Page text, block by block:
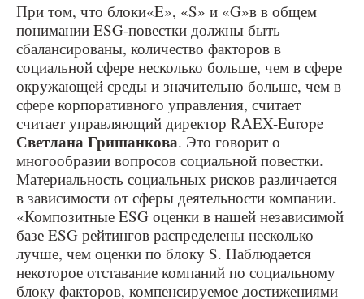
При том, что блоки«E», «S» и «G»в в общем
понимании ESG-повестки должны быть
сбалансированы, количество факторов в
социальной сфере несколько больше, чем в сфере
окружающей среды и значительно больше, чем в
сфере корпоративного управления, считает
считает управляющий директор RAEX-Europe
Светлана Гришанкова. Это говорит о
многообразии вопросов социальной повестки.
Материальность социальных рисков различается
в зависимости от сферы деятельности компании.
«Композитные ESG оценки в нашей независимой
базе ESG рейтингов распределены несколько
лучше, чем оценки по блоку S. Наблюдается
некоторое отставание компаний по социальному
блоку факторов, компенсируемое достижениями